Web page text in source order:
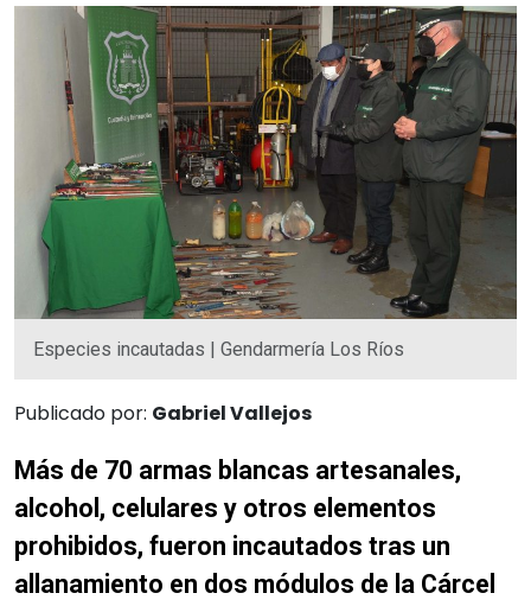
Especies incautadas | Gendarmería Los Ríos
Publicado por: Gabriel Vallejos
Más de 70 armas blancas artesanales,
alcohol, celulares y otros elementos
prohibidos, fueron incautados tras un
allanamiento en dos módulos de la Cárcel